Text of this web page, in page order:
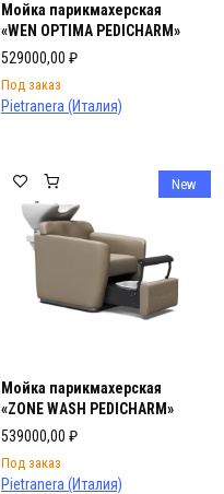
Мойка парикмахерская
«WEN OPTIMA PEDICHARM»
529000,00 ₽
Под заказ
Pietranera (Италия)
New
Мойка парикмахерская
«ZONE WASH PEDICHARM»
539000,00 ₽
Под заказ
Pietranera (Италия)